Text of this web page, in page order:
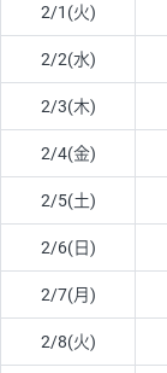
2/1(火)
2/2(水)
2/3(木)
2/4(金)
2/5(土)
2/6(日)
2/7(月)
2/8(火)